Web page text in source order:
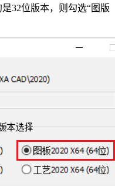
32位版本，则勾选“图版